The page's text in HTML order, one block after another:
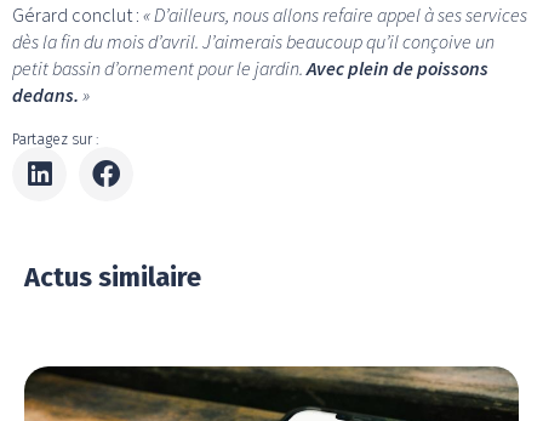
Gérard conclut : « D’ailleurs, nous allons refaire appel à ses services
dès la fin du mois d’avril. J’aimerais beaucoup qu’il conçoive un
petit bassin d’ornement pour le jardin.Avec plein de poissons
dedans. »
Partagez sur :
Actus similaire